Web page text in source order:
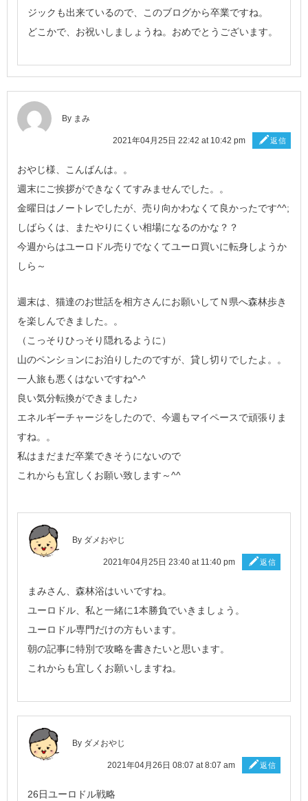
ジックも出来ているので、このブログから卒業ですね。
どこかで、お祝いしましょうね。おめでとうございます。
By まみ
2021年04月25日 22:42 at 10:42 pm 返信
おやじ様、こんばんは。。
週末にご挨拶ができなくてすみませんでした。。
金曜日はノートレでしたが、売り向かわなくて良かったです^^;
しばらくは、またやりにくい相場になるのかな？？
今週からはユーロドル売りでなくてユーロ買いに転身しようか
しら～
週末は、猫達のお世話を相方さんにお願いしてＮ県へ森林歩き
を楽しんできました。。
（こっそりひっそり隠れるように）
山のペンションにお泊りしたのですが、貸し切りでしたよ。。
一人旅も悪くはないですね^-^
良い気分転換ができました♪
エネルギーチャージをしたので、今週もマイペースで頑張りま
すね。。
私はまだまだ卒業できそうにないので
これからも宜しくお願い致します～^^
By ダメおやじ
2021年04月25日 23:40 at 11:40 pm 返信
まみさん、森林浴はいいですね。
ユーロドル、私と一緒に1本勝負でいきましょう。
ユーロドル専門だけの方もいます。
朝の記事に特別で攻略を書きたいと思います。
これからも宜しくお願いしますね。
By ダメおやじ
2021年04月26日 08:07 at 8:07 am 返信
26日ユーロドル戦略